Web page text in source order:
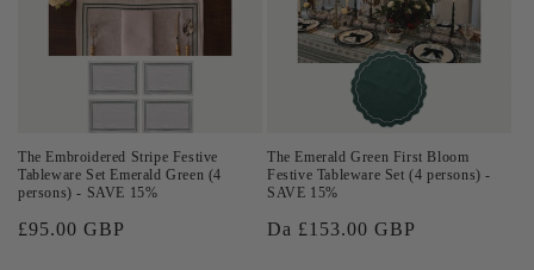
The Embroidered Stripe Festive
Tableware Set Emerald Green (4
persons) - SAVE 15%
Prezzo
£95.00 GBP
The Emerald Green First Bloom
Festive Tableware Set (4 persons) -
SAVE 15%
Prezzo
Da £153.00 GBP